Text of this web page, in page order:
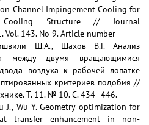
Channel Impingement Cooling for
Structure // Journal
Vol. 143. No 9. Article number
Ш.А., Шахов В.Г. Анализ
между двумя вращающимися
воздуха к рабочей лопатке
критериев подобия //
Т. 11. № 10. С. 434–446.
J., Wu Y. Geometry optimization for
transfer enhancement in non-